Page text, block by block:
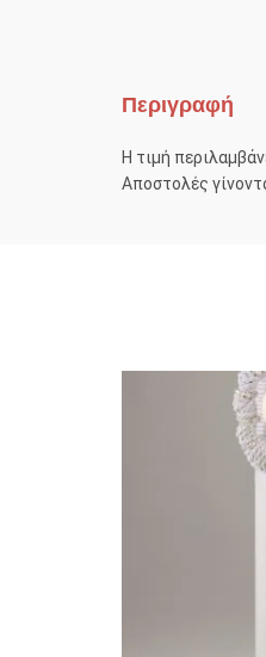
Περιγραφή
Η τιμή
Αποστολές